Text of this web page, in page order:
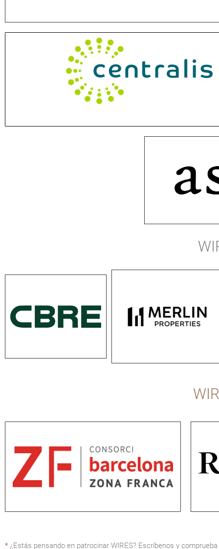
* ¿Estás pensando en patrocinar WIRES? Escríbenos y